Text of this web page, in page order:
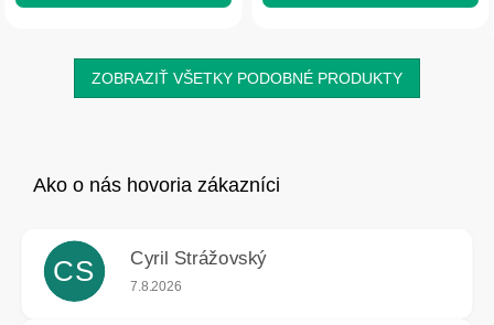
ZOBRAZIŤ VŠETKY PODOBNÉ PRODUKTY
CS Cyril Strážovský
Hodnotenie obchodu je 5 z 5 hviezdičiek.
7.8.2026